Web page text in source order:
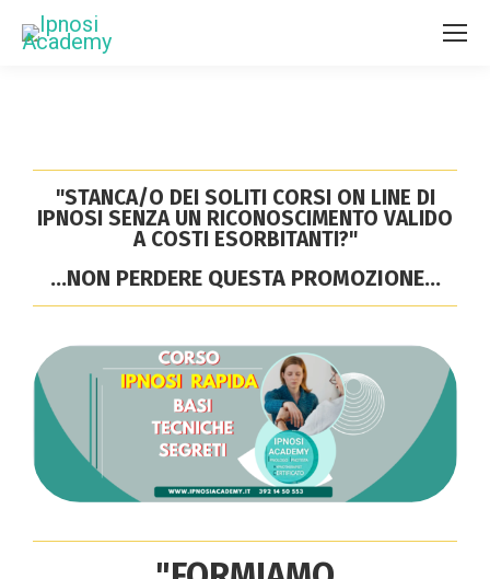
"STANCA/O DEI SOLITI CORSI ON LINE DI
IPNOSI SENZA UN RICONOSCIMENTO VALIDO
A COSTI ESORBITANTI?"
...NON PERDERE QUESTA PROMOZIONE...